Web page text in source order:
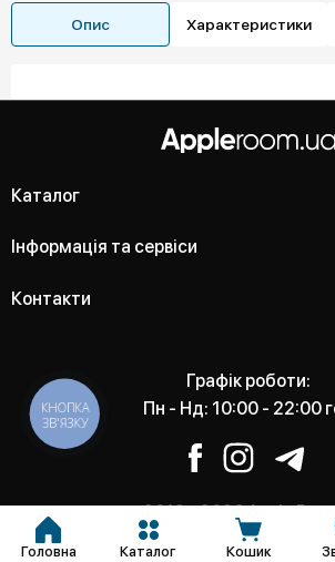
Опис Характеристики
Каталог
Інформація та сервіси
Контакти
Графік роботи:
Пн - Нд: 10:00 - 22:00
2012 - 2026 Apple
Магазин та сервісний
Головна Каталог Кошик
КНОПКА
ЗВ'ЯЗКУ